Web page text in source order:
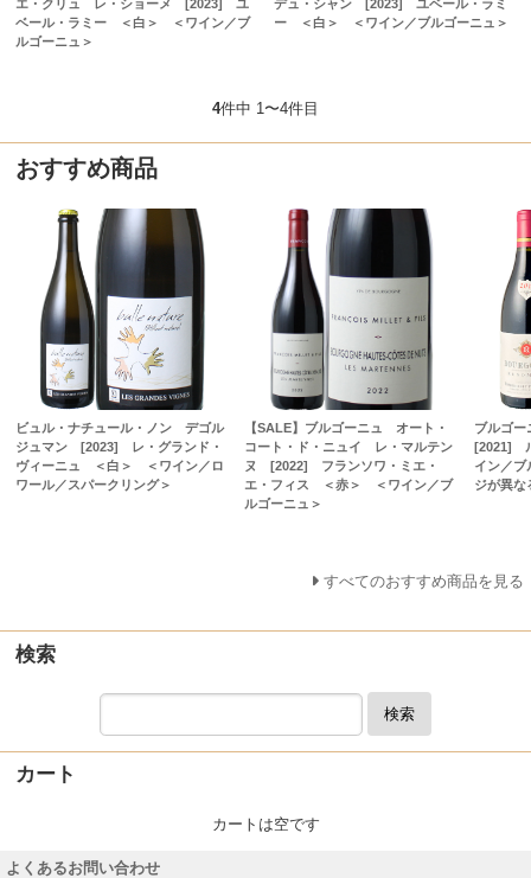
エ・クリュ レ・ショーメ [2023] ユ
ベール・ラミー ＜白＞ ＜ワイン／ブ
ルゴーニュ＞
デュ・シャン [2023] ユベール・ラミ
ー ＜白＞ ＜ワイン／ブルゴーニュ＞
4件中 1〜4件目
おすすめ商品
ビュル・ナチュール・ノン デゴル
ジュマン [2023] レ・グランド・
ヴィーニュ ＜白＞ ＜ワイン／ロ
ワール／スパークリング＞
【SALE】ブルゴーニュ オート・
コート・ド・ニュイ レ・マルテン
ヌ [2022] フランソワ・ミエ・
エ・フィス ＜赤＞ ＜ワイン／ブ
ルゴーニュ＞
ブルゴ
[2021]
イン／
ジが異な
すべてのおすすめ商品を見る
検索
検索
カート
カートは空です
よくあるお問い合わせ